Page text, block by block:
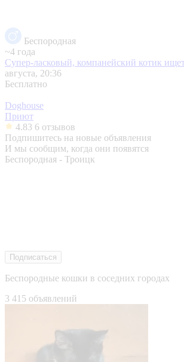
Беспородная
~4 года
Супер-ласковый, компанейский котик
августа, 20:36
Бесплатно
Doghouse
Приют
4.83 6 отзывов
Подпишитесь на новые объявления
И мы сообщим, когда они появятся
Беспородная - Троицк
Подписаться
Беспородные кошки в соседних городах
3 415 объявлений